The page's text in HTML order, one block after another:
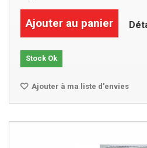
Ajouter au panier
Stock Ok
Ajouter à ma liste d'envies